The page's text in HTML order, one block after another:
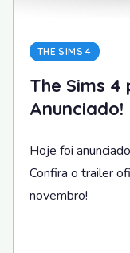
THE SIMS 4
The Sims 4
Anunciado!
Hoje foi
Confira o trailer
novembro!